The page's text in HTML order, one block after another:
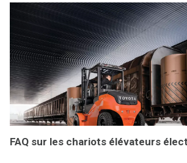
FAQ sur les chariots élévateurs